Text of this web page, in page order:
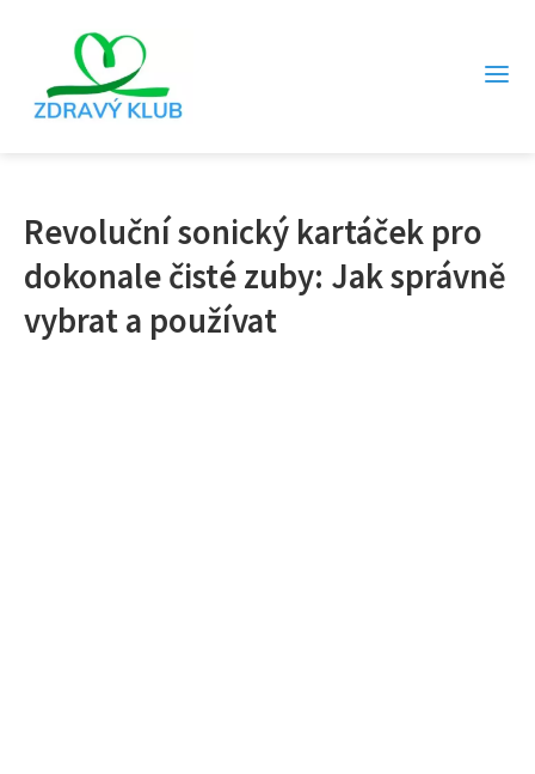
Revoluční sonický kartáček pro
dokonale čisté zuby: Jak správně
vybrat a používat